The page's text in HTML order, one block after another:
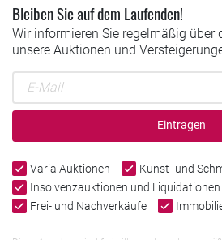
Bleiben Sie auf dem Laufenden!
Wir informieren Sie regelmäßig über
unsere Auktionen und
Eintragen
Varia Auktionen
Kunst- und
Insolvenzauktionen und Liquidationen
Frei- und Nachverkäufe